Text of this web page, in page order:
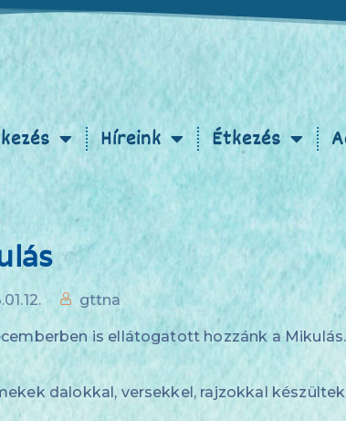
Híreink Étkezés
gttna
is ellátogatott hozzánk a Mikulás.
dalokkal, versekkel, rajzokkal